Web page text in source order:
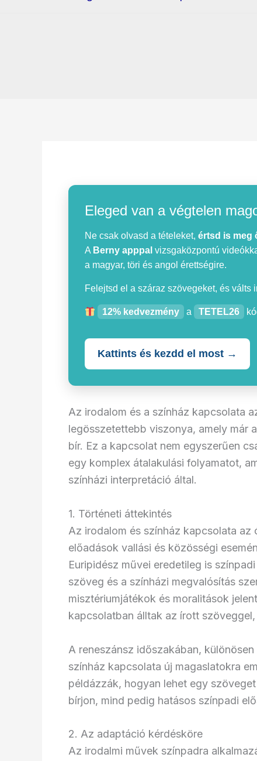
Eleged van a végtelen
Ne csak olvasd a tételeket, értsd is meg
A Berny apppal vizsgaközpontú
a magyar, töri és angol érettségire.
Felejtsd el a száraz szövegeket, és válts
12% kedvezmény a TETEL26
Kattints és kezdd el most →
Az irodalom és a színház kapcsolata
legösszetettebb viszonya, amely már
bír. Ez a kapcsolat nem egyszerűen
egy komplex átalakulási folyamatot,
színházi interpretáció által.
1. Történeti áttekintés
Az irodalom és színház kapcsolata
előadások vallási és közösségi
Euripidész művei eredetileg is
szöveg és a színházi megvalósítás
misztériumjátékok és moralitások
kapcsolatban álltak az írott
A reneszánsz időszakában,
színház kapcsolata új magaslatokra
példázzák, hogyan lehet egy
bírjon, mind pedig hatásos színpadi
2. Az adaptáció kérdésköre
Az irodalmi művek színpadra